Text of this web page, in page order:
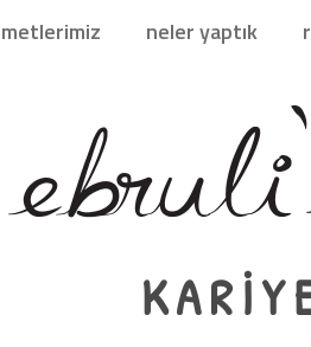
neler yaptık